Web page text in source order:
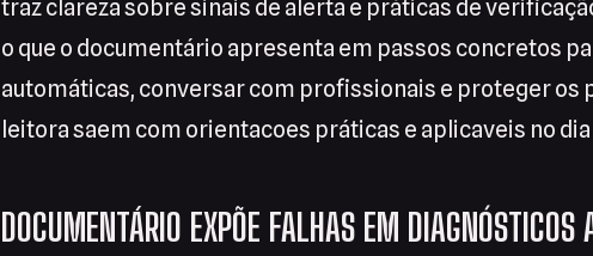
traz clareza sobre sinais de alerta e práticas de
o que o documentário apresenta em passos concretos
automáticas, conversar com profissionais e proteger os
leitora saem com orientacoes práticas e aplicaveis no dia
DOCUMENTÁRIO EXPÕE FALHAS EM